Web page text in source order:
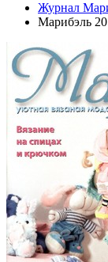
Журнал
Марибэль